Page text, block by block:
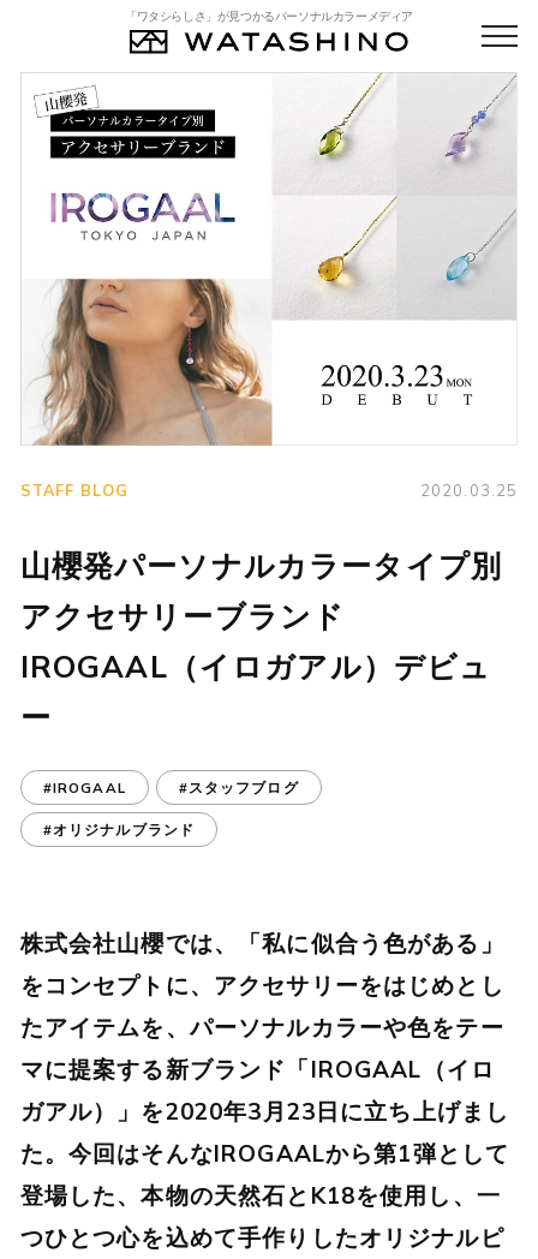
「ワタシらしさ」が見つかるパーソナルカラーメディア
STAFF BLOG 2020.03.25
山櫻発パーソナルカラータイプ別
アクセサリーブランド
IROGAAL（イロガアル）デビュ
ー
#IROGAAL #スタッフブログ
#オリジナルブランド
株式会社山櫻では、「私に似合う色がある」
をコンセプトに、アクセサリーをはじめとし
たアイテムを、パーソナルカラーや色をテー
マに提案する新ブランド「IROGAAL（イロ
ガアル）」を2020年3月23日に立ち上げまし
た。今回はそんなIROGAALから第1弾として
登場した、本物の天然石とK18を使用し、一
つひとつ心を込めて手作りしたオリジナルピ